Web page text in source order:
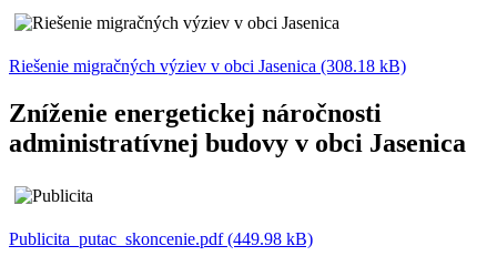
Riešenie migračných výziev v obci Jasenica (308.18 kB)
Zníženie energetickej náročnosti
administratívnej budovy v obci Jasenica
Publicita_putac_skoncenie.pdf (449.98 kB)